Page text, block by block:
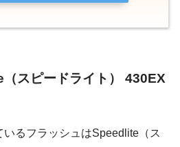
スピードライト） 430EX
るフラッシュはSpeedlite（ス